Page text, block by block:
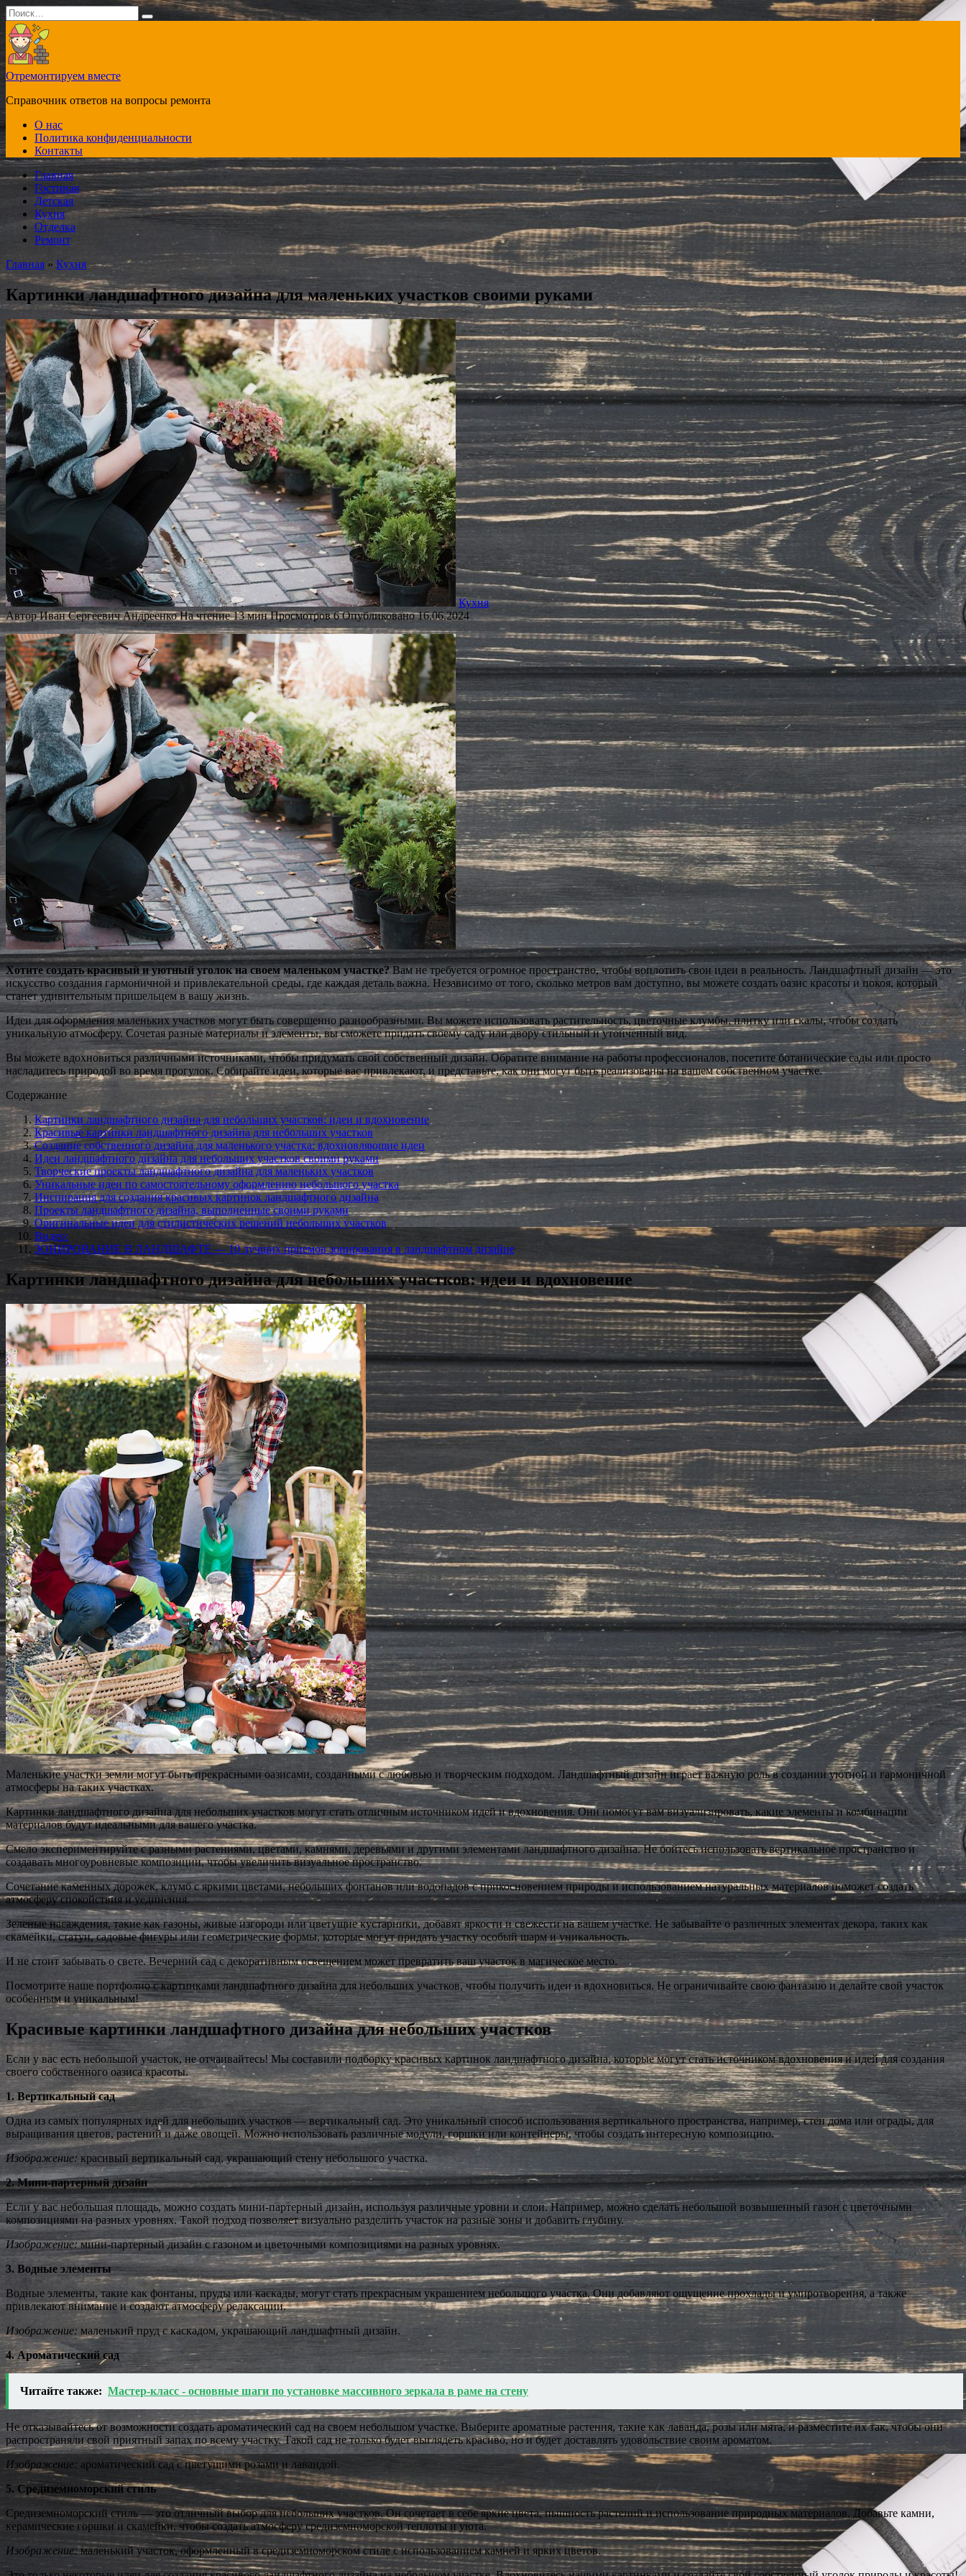
Перейти
к
содержанию
Search
for:
Отремонтируем вместе
Справочник ответов на вопросы ремонта
О нас
Политика конфиденциальности
Контакты
Главная
Гостиная
Детская
Кухня
Отделка
Ремонт
Главная » Кухня
Картинки ландшафтного дизайна для маленьких участков своими руками
Кухня
Автор Иван Сергеевич Андреенко На чтение13 мин Просмотров 6 Опубликовано 16.06.2024
Хотите создать красивый и уютный уголок на своем маленьком участке?Вам не требуется огромное пространство, чтобы воплотить свои идеи в реальность. Ландшафтный дизайн — это
искусство создания гармоничной и привлекательной среды, где каждая деталь важна. Независимо от того, сколько метров вам доступно, вы можете создать оазис красоты и покоя, который
станет удивительным пришельцем в вашу жизнь.
Идеи для оформления маленьких участков могут быть совершенно разнообразными. Вы можете использовать растительность, цветочные клумбы, плитку или скалы, чтобы создать
уникальную атмосферу. Сочетая разные материалы и элементы, вы сможете придать своему саду или двору стильный и утонченный вид.
Вы можете вдохновиться различными источниками, чтобы придумать свой собственный дизайн. Обратите внимание на работы профессионалов, посетите ботанические сады или просто
насладитесь природой во время прогулок. Собирайте идеи, которые вас привлекают, и представьте, как они могут быть реализованы на вашем собственном участке.
Содержание
Картинки ландшафтного дизайна для небольших участков: идеи и вдохновение
Красивые картинки ландшафтного дизайна для небольших участков
Создание собственного дизайна для маленького участка: вдохновляющие идеи
Идеи ландшафтного дизайна для небольших участков своими руками
Творческие проекты ландшафтного дизайна для маленьких участков
Уникальные идеи по самостоятельному оформлению небольшого участка
Инспирация для создания красивых картинок ландшафтного дизайна
Проекты ландшафтного дизайна, выполненные своими руками
Оригинальные идеи для стилистических решений небольших участков
Видео:
ЗОНИРОВАНИЕ В ЛАНДШАФТЕ — 10 лучших приемов зонирования в ландшафтном дизайне
Картинки ландшафтного дизайна для небольших участков: идеи и вдохновение
Маленькие участки земли могут быть прекрасными оазисами, созданными с любовью и творческим подходом. Ландшафтный дизайн играет важную роль в создании уютной и гармоничной
атмосферы на таких участках.
Картинки ландшафтного дизайна для небольших участков могут стать отличным источником идей и вдохновения. Они помогут вам визуализировать, какие элементы и комбинации
материалов будут идеальными для вашего участка.
Смело экспериментируйте с разными растениями, цветами, камнями, деревьями и другими элементами ландшафтного дизайна. Не бойтесь использовать вертикальное пространство и
создавать многоуровневые композиции, чтобы увеличить визуальное пространство.
Сочетание каменных дорожек, клумб с яркими цветами, небольших фонтанов или водопадов с прикосновением природы и использованием натуральных материалов поможет создать
атмосферу спокойствия и уединения.
Зеленые насаждения, такие как газоны, живые изгороди или цветущие кустарники, добавят яркости и свежести на вашем участке. Не забывайте о различных элементах декора, таких как
скамейки, статуи, садовые фигуры или геометрические формы, которые могут придать участку особый шарм и уникальность.
И не стоит забывать о свете. Вечерний сад с декоративным освещением может превратить ваш участок в магическое место.
Посмотрите наше портфолио с картинками ландшафтного дизайна для небольших участков, чтобы получить идеи и вдохновиться. Не ограничивайте свою фантазию и делайте свой участок
особенным и уникальным!
Красивые картинки ландшафтного дизайна для небольших участков
Если у вас есть небольшой участок, не отчаивайтесь! Мы составили подборку красивых картинок ландшафтного дизайна, которые могут стать источником вдохновения и идей для создания
своего собственного оазиса красоты.
1. Вертикальный сад
Одна из самых популярных идей для небольших участков — вертикальный сад. Это уникальный способ использования вертикального пространства, например, стен дома или ограды, для
выращивания цветов, растений и даже овощей. Можно использовать различные модули, горшки или контейнеры, чтобы создать интересную композицию.
Изображение: красивый вертикальный сад, украшающий стену небольшого участка.
2. Мини-партерный дизайн
Если у вас небольшая площадь, можно создать мини-партерный дизайн, используя различные уровни и слои. Например, можно сделать небольшой возвышенный газон с цветочными
композициями на разных уровнях. Такой подход позволяет визуально разделить участок на разные зоны и добавить глубину.
Изображение:мини-партерный дизайн с газоном и цветочными композициями на разных уровнях.
3. Водные элементы
Водные элементы, такие как фонтаны, пруды или каскады, могут стать прекрасным украшением небольшого участка. Они добавляют ощущение прохлады и умиротворения, а также
привлекают внимание и создают атмосферу релаксации.
Изображение: маленький пруд с каскадом, украшающий ландшафтный дизайн.
4. Ароматический сад
Читайте также: Мастер-класс - основные шаги по установке массивного зеркала в раме на стену
Не отказывайтесь от возможности создать ароматический сад на своем небольшом участке. Выберите ароматные растения, такие как лаванда, розы или мята, и разместите их так, чтобы они
распространяли свой приятный запах по всему участку. Такой сад не только будет выглядеть красиво, но и будет доставлять удовольствие своим ароматом.
Изображение: ароматический сад с цветущими розами и лавандой.
5. Средиземноморский стиль
Средиземноморский стиль — это отличный выбор для небольших участков. Он сочетает в себе яркие цвета, пышность растений и использование природных материалов. Добавьте камни,
керамические горшки и скамейки, чтобы создать атмосферу средиземноморской теплоты и уюта.
Изображение:маленький участок, оформленный в средиземноморском стиле с использованием камней и ярких цветов.